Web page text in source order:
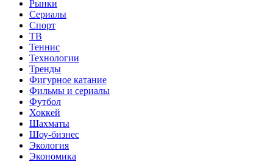
Рынки
Сериалы
Спорт
ТВ
Теннис
Технологии
Тренды
Фигурное катание
Фильмы и сериалы
Футбол
Хоккей
Шахматы
Шоу-бизнес
Экология
Экономика